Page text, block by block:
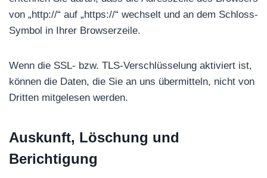
von „http://“ auf „https://“ wechselt und an dem Schloss-
Symbol in Ihrer Browserzeile.
Wenn die SSL- bzw. TLS-Verschlüsselung aktiviert ist,
können die Daten, die Sie an uns übermitteln, nicht von
Dritten mitgelesen werden.
Auskunft, Löschung und
Berichtigung